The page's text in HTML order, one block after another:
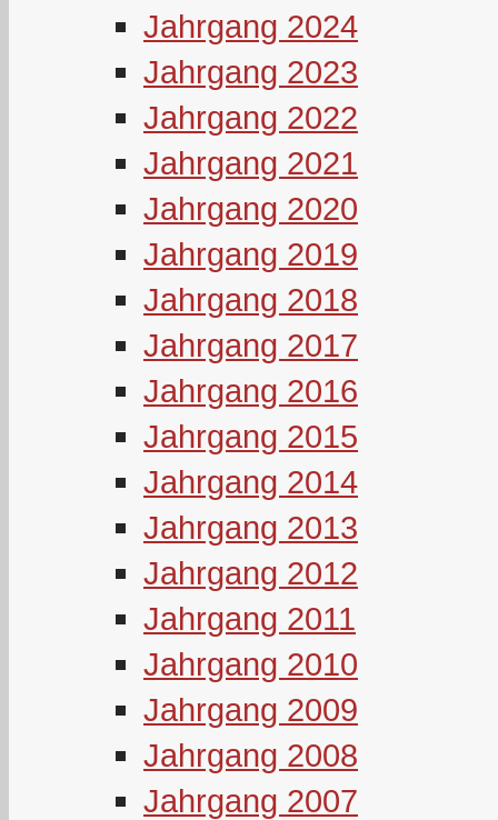
Jahrgang 2024
Jahrgang 2023
Jahrgang 2022
Jahrgang 2021
Jahrgang 2020
Jahrgang 2019
Jahrgang 2018
Jahrgang 2017
Jahrgang 2016
Jahrgang 2015
Jahrgang 2014
Jahrgang 2013
Jahrgang 2012
Jahrgang 2011
Jahrgang 2010
Jahrgang 2009
Jahrgang 2008
Jahrgang 2007